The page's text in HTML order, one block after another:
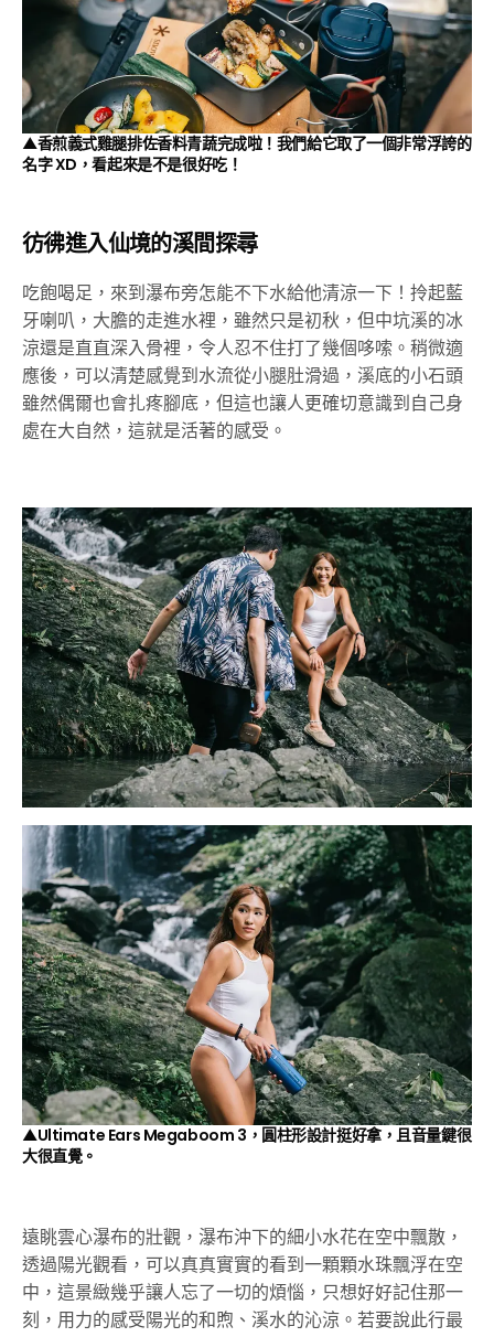
▲香煎義式雞腿排佐香料青蔬完成啦！我們給它取了一個非常浮誇的
名字 XD，看起來是不是很好吃！
彷彿進入仙境的溪間探尋
吃飽喝足，來到瀑布旁怎能不下水給他清涼一下！拎起藍
牙喇叭，大膽的走進水裡，雖然只是初秋，但中坑溪的冰
涼還是直直深入骨裡，令人忍不住打了幾個哆嗦。稍微適
應後，可以清楚感覺到水流從小腿肚滑過，溪底的小石頭
雖然偶爾也會扎疼腳底，但這也讓人更確切意識到自己身
處在大自然，這就是活著的感受。
▲Ultimate Ears Megaboom 3，圓柱形設計挺好拿，且音量鍵很
大很直覺。
遠眺雲心瀑布的壯觀，瀑布沖下的細小水花在空中飄散，
透過陽光觀看，可以真真實實的看到一顆顆水珠飄浮在空
中，這景緻幾乎讓人忘了一切的煩惱，只想好好記住那一
刻，用力的感受陽光的和煦、溪水的沁涼。若要說此行最